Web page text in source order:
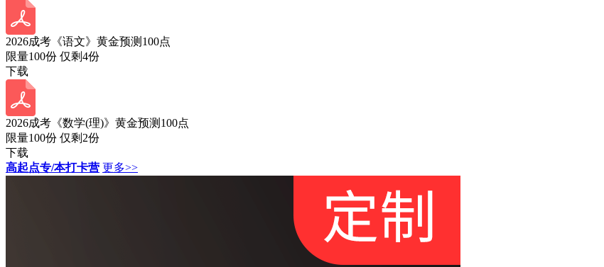
2026成考《语文》黄金预测100点
限量100份 仅剩4份
下载
2026成考《数学(理)》黄金预测100点
限量100份 仅剩 2份
下载
高起点专/本打卡营 更多>>